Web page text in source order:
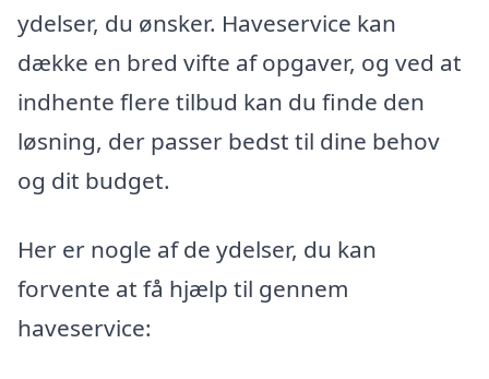
ydelser, du ønsker. Haveservice kan
dække en bred vifte af opgaver, og ved at
indhente flere tilbud kan du finde den
løsning, der passer bedst til dine behov
og dit budget.
Her er nogle af de ydelser, du kan
forvente at få hjælp til gennem
haveservice: